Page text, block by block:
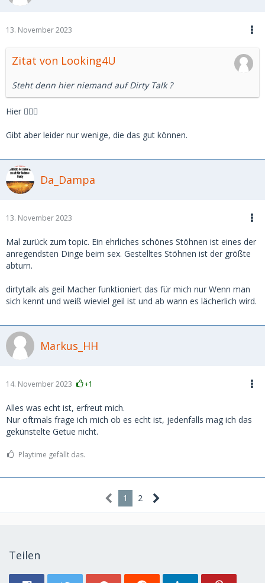
13. November 2023
Zitat von Looking4U
Steht denn hier niemand auf Dirty Talk ?
Hier 🙋🏽‍♂️
Gibt aber leider nur wenige, die das gut können.
Da_Dampa
13. November 2023
Mal zurück zum topic. Ein ehrliches schönes Stöhnen ist eines der
anregendsten Dinge beim sex. Gestelltes Stöhnen ist der größte
abturn.
dirtytalk als geil Macher funktioniert das für mich nur Wenn man
sich kennt und weiß wieviel geil ist und ab wann es lächerlich wird.
Markus_HH
14. November 2023 +1
Alles was echt ist, erfreut mich.
Nur oftmals frage ich mich ob es echt ist, jedenfalls mag ich das
gekünstelte Getue nicht.
Playtime gefällt das.
1 2
Teilen